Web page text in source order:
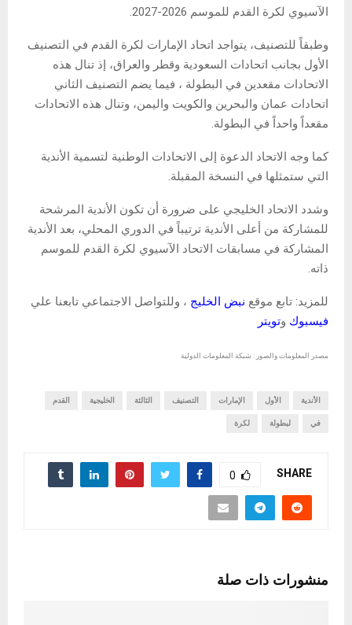
الآسيوي لكرة القدم للموسم 2026-2027.
وطبقاً للتصنيف، يتواجد اتحاد الإمارات لكرة القدم في التصنيف
الأول بجانب اتحادات السعودية وقطر والعراق، إذ تنال هذه
الاتحادات مقعدين في البطولة ، فيما يضم التصنيف الثاني
اتحادات عمان والبحرين والكويت واليمن، وتنال هذه الاتحادات
مقعداً واحداً في البطولة.
كما وجه الاتحاد الدعوة إلى الاتحادات الوطنية لتسمية الأندية
التي ستمثلها في النسخة المقبلة.
وشدد الاتحاد الخليجي على ضرورة أن تكون الأندية المرشحة
للمشاركة من أعلى الأندية ترتيباً في الدوري المحلي، بعد الأندية
المشاركة في مسابقات الاتحاد الآسيوي لكرة القدم للموسم
ذاته.
للمزيد: تابع موقع نبض الخليج ، وللتواصل الاجتماعي تابعنا علي
فيسبوك وتويتر
مصدر المعلومات والصور : شبكة المعلومات الدولية
الأندية الأول الإمارات التصنيف الثالثة الخليجية القدم
في لبطولة لكرة
SHARE
0
منشورات ذات صلة